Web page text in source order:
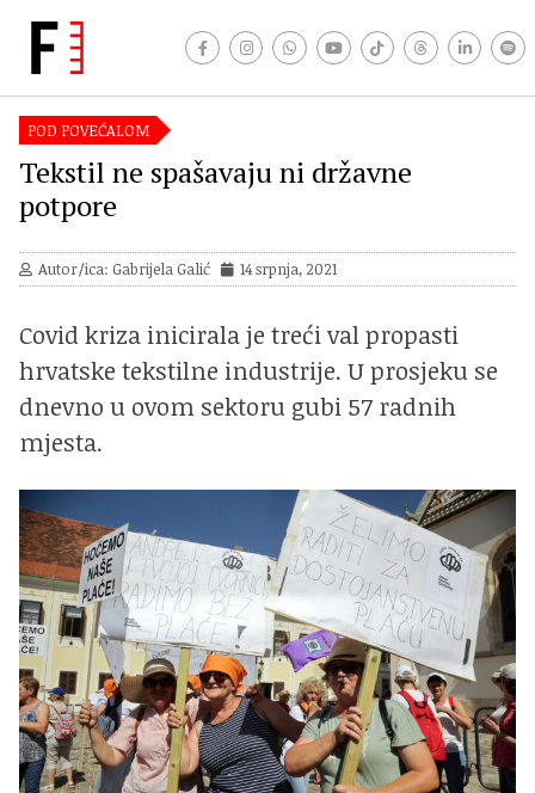
POD POVEĆALOM
Tekstil ne spašavaju ni državne
potpore
Autor/ica: Gabrijela Galić 14 srpnja, 2021
Covid kriza inicirala je treći val propasti
hrvatske tekstilne industrije. U prosjeku se
dnevno u ovom sektoru gubi 57 radnih
mjesta.